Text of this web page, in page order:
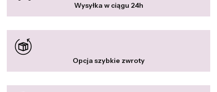
Wysyłka w ciągu 24h
Opcja szybkie zwroty